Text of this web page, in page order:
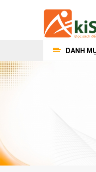
DANH